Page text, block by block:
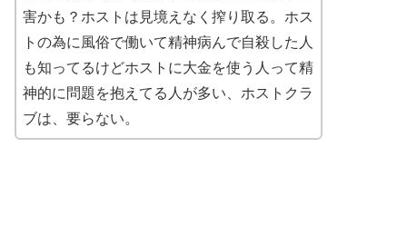
害かも？ホストは見境えなく搾り取る。ホス
トの為に風俗で働いて精神病んで自殺した人
も知ってるけどホストに大金を使う人って精
神的に問題を抱えてる人が多い、ホストクラ
ブは、要らない。